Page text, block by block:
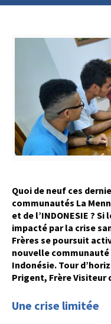
Quoi de neuf ces
communautés La
et de l’INDONESIE ?
impacté par la crise
Frères se poursuit
nouvelle communauté
Indonésie. Tour
Prigent, Frère Visiteur
Une crise limitée